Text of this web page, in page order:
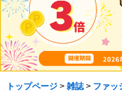
トップページ> 雑誌> ファッ